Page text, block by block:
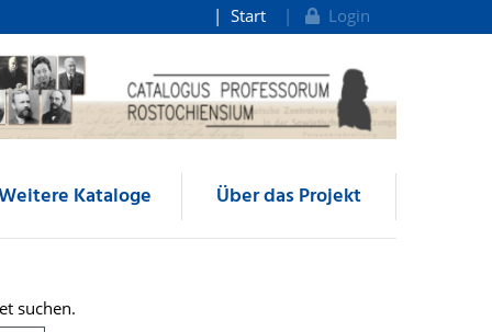
Start Login
Kataloge Über das Projekt
suchen.